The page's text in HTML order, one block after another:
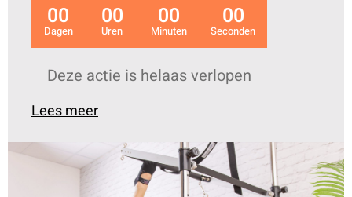
00
Dagen
00
Uren
00
Minuten
00
Seconden
Deze actie is helaas verlopen
Lees meer